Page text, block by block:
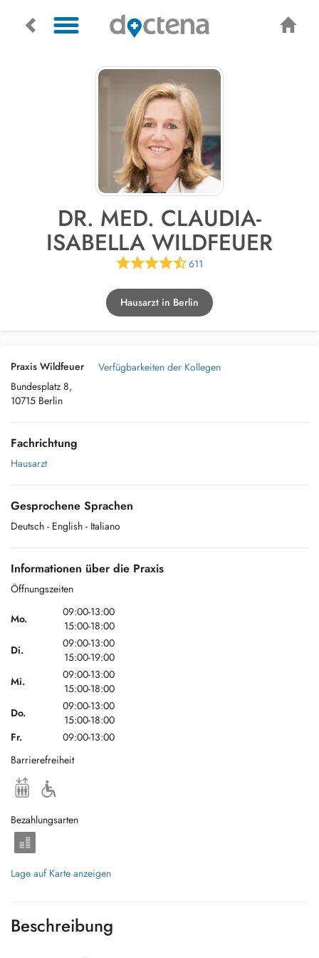
DR. MED. CLAUDIA-
ISABELLA WILDFEUER
611
Hausarzt in Berlin
Praxis Wildfeuer
Bundesplatz 8,
10715 Berlin
Verfügbarkeiten der Kollegen
Fachrichtung
Hausarzt
Gesprochene Sprachen
Deutsch - English - Italiano
Informationen über die Praxis
Öffnungszeiten
Mo.
09:00-13:00
15:00-18:00
Di.
09:00-13:00
15:00-19:00
Mi.
09:00-13:00
15:00-18:00
Do.
09:00-13:00
15:00-18:00
Fr.
09:00-13:00
Barrierefreiheit
Bezahlungsarten
Lage auf Karte anzeigen
Beschreibung